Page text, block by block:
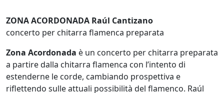
ZONA ACORDONADA Raúl Cantizano
concerto per chitarra flamenca preparata
Zona Acordonada è un concerto per chitarra preparata
a partire dalla chitarra flamenca con l’intento di
estenderne le corde, cambiando prospettiva e
riflettendo sulle attuali possibilità del flamenco. Raúl